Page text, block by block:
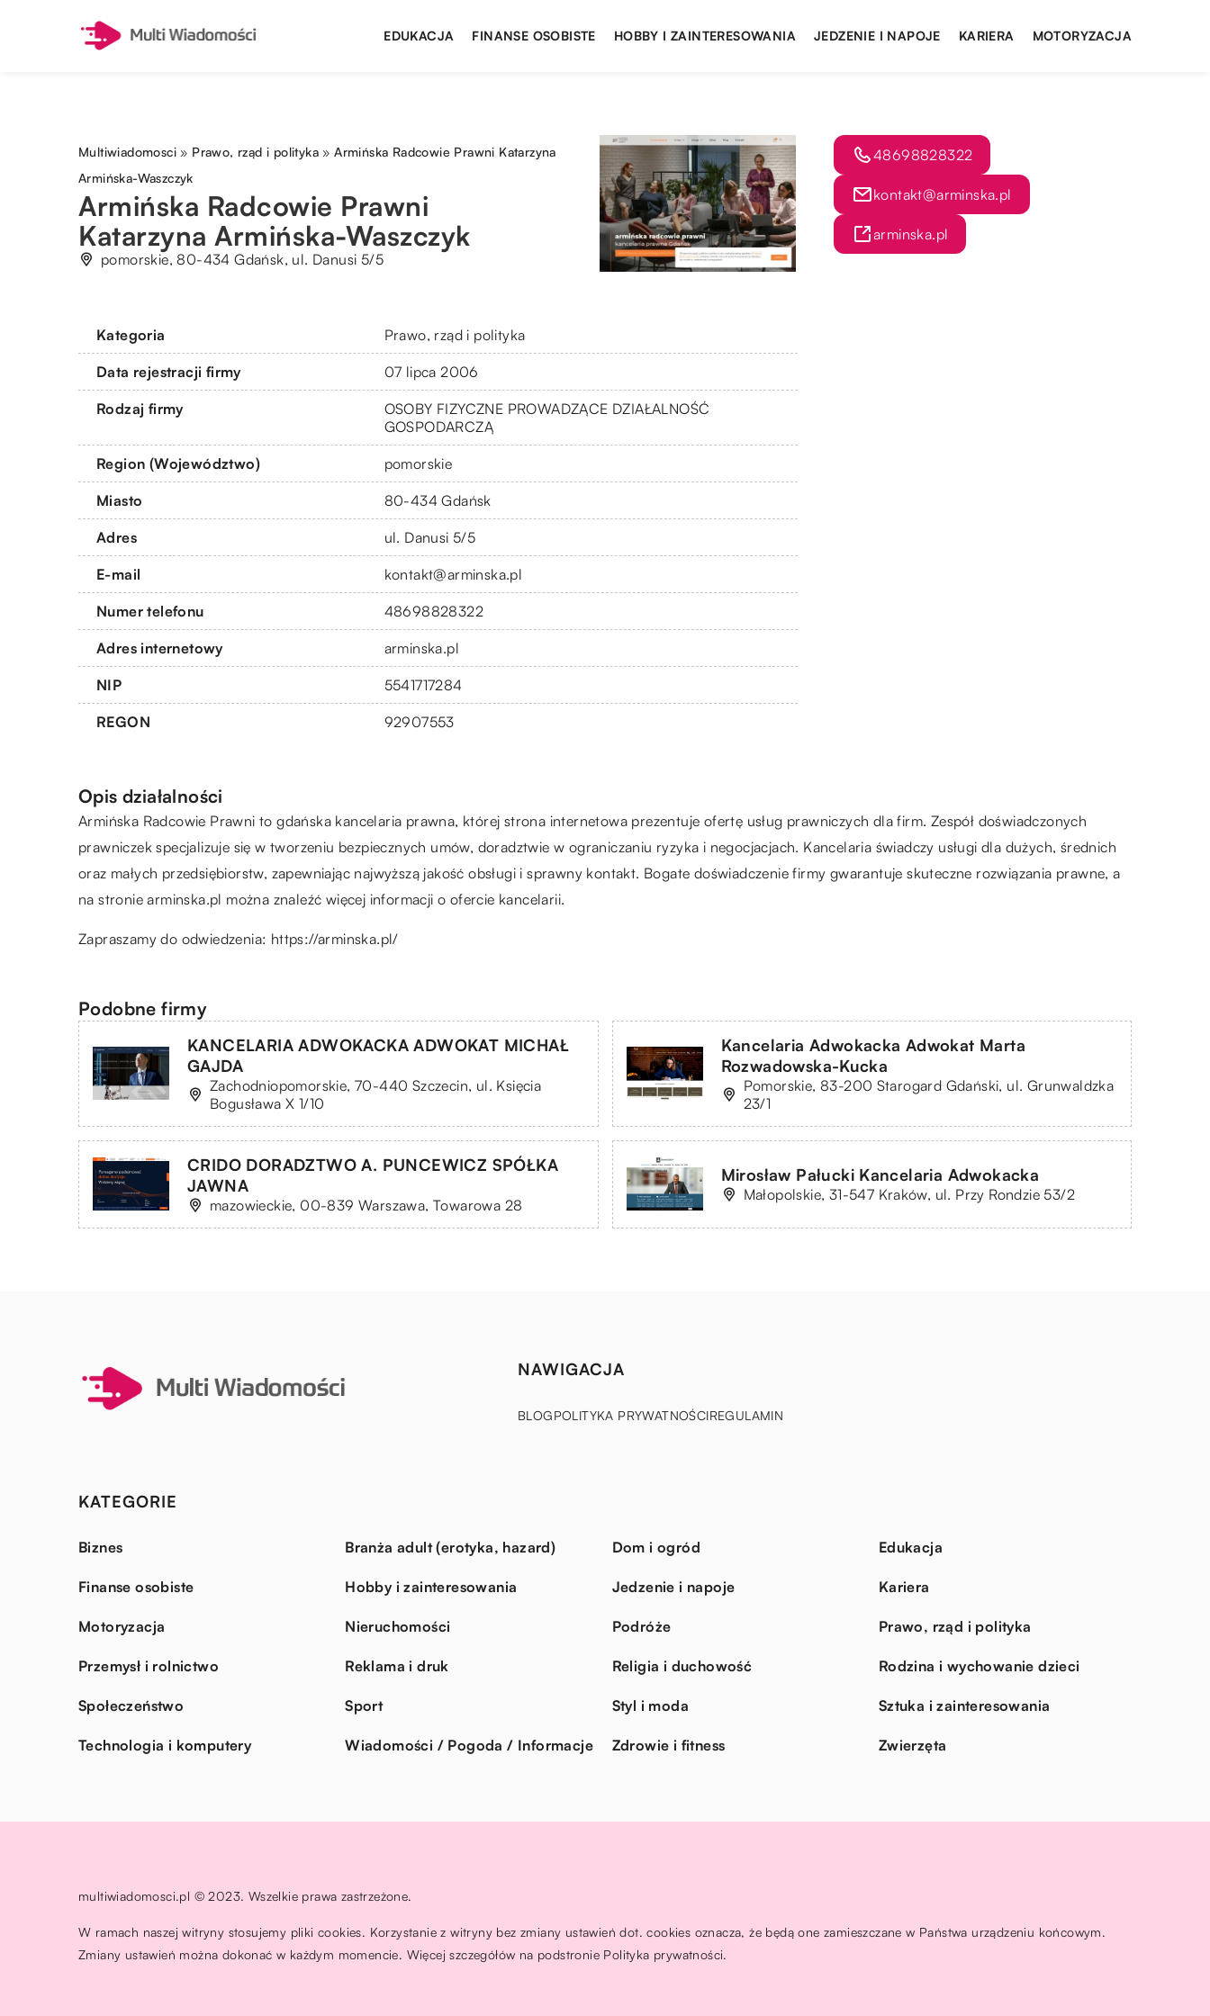
EDUKACJA FINANSE OSOBISTE HOBBY I ZAINTERESOWANIA JEDZENIE I NAPOJE KARIERA MOTORYZACJA
Multiwiadomosci » Prawo, rząd i polityka »Armińska Radcowie Prawni Katarzyna
Armińska-Waszczyk
Armińska Radcowie Prawni
Katarzyna Armińska-Waszczyk
pomorskie, 80-434 Gdańsk, ul. Danusi 5/5
Kategoria Prawo, rząd i polityka
Data rejestracji firmy 07 lipca 2006
Rodzaj firmy
OSOBY FIZYCZNE PROWADZĄCE DZIAŁALNOŚĆ
GOSPODARCZĄ
Region (Województwo) pomorskie
Miasto 80-434 Gdańsk
Adres ul. Danusi 5/5
E-mail kontakt@arminska.pl
Numer telefonu 48698828322
Adres internetowy arminska.pl
NIP 5541717284
REGON 92907553
48698828322
kontakt@arminska.pl
arminska.pl
Opis działalności
Armińska Radcowie Prawni to gdańska kancelaria prawna, której strona internetowa prezentuje ofertę usług prawniczych dla firm. Zespół doświadczonych
prawniczek specjalizuje się w tworzeniu bezpiecznych umów, doradztwie w ograniczaniu ryzyka i negocjacjach. Kancelaria świadczy usługi dla dużych, średnich
oraz małych przedsiębiorstw, zapewniając najwyższą jakość obsługi i sprawny kontakt. Bogate doświadczenie firmy gwarantuje skuteczne rozwiązania prawne, a
na stronie arminska.pl można znaleźć więcej informacji o ofercie kancelarii.
Zapraszamy do odwiedzenia: https://arminska.pl/
Podobne firmy
KANCELARIA ADWOKACKA ADWOKAT MICHAŁ
GAJDA
Zachodniopomorskie, 70-440 Szczecin, ul. Księcia
Bogusława X 1/10
Kancelaria Adwokacka Adwokat Marta
Rozwadowska-Kucka
Pomorskie, 83-200 Starogard Gdański, ul. Grunwaldzka
23/1
CRIDO DORADZTWO A. PUNCEWICZ SPÓŁKA
JAWNA
mazowieckie, 00-839 Warszawa, Towarowa 28
Mirosław Pałucki Kancelaria Adwokacka
Małopolskie, 31-547 Kraków, ul. Przy Rondzie 53/2
NAWIGACJA
BLOGPOLITYKA PRYWATNOŚCIREGULAMIN
KATEGORIE
Biznes Branża adult (erotyka, hazard) Dom i ogród Edukacja
Finanse osobiste Hobby i zainteresowania Jedzenie i napoje Kariera
Motoryzacja Nieruchomości Podróże Prawo, rząd i polityka
Przemysł i rolnictwo Reklama i druk Religia i duchowość Rodzina i wychowanie dzieci
Społeczeństwo Sport Styl i moda Sztuka i zainteresowania
Technologia i komputery Wiadomości / Pogoda / Informacje Zdrowie i fitness Zwierzęta
multiwiadomosci.pl © 2023. Wszelkie prawa zastrzeżone.
W ramach naszej witryny stosujemy pliki cookies. Korzystanie z witryny bez zmiany ustawień dot. cookies oznacza, że będą one zamieszczane w Państwa urządzeniu końcowym.
Zmiany ustawień można dokonać w każdym momencie. Więcej szczegółów na podstronie Polityka prywatności.